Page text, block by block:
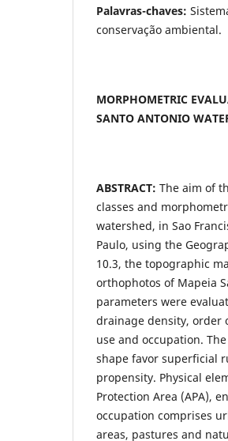
Palavras-chaves:
conservação ambiental.
MORPHOMETRIC
SANTO ANTONIO
ABSTRACT: The aim of
classes and
watershed, in Sao
Paulo, using the
10.3, the topographic
orthophotos of Mapeia
parameters were
drainage density, order
use and occupation.
shape favor superficial
propensity. Physical
Protection Area (APA),
occupation comprises
areas, pastures and